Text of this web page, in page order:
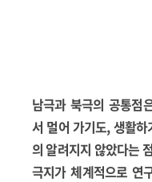
남극과 북극의 공통점
서 멀어 가기도, 생활
의 알려지지 않았다는
극지가 체계적으로 연